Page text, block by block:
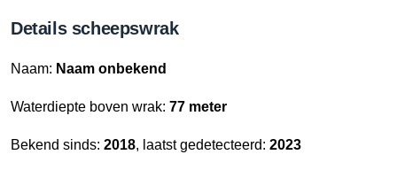
Details scheepswrak
Naam: Naam onbekend
Waterdiepte boven wrak: 77 meter
Bekend sinds: 2018, laatst gedetecteerd: 2023